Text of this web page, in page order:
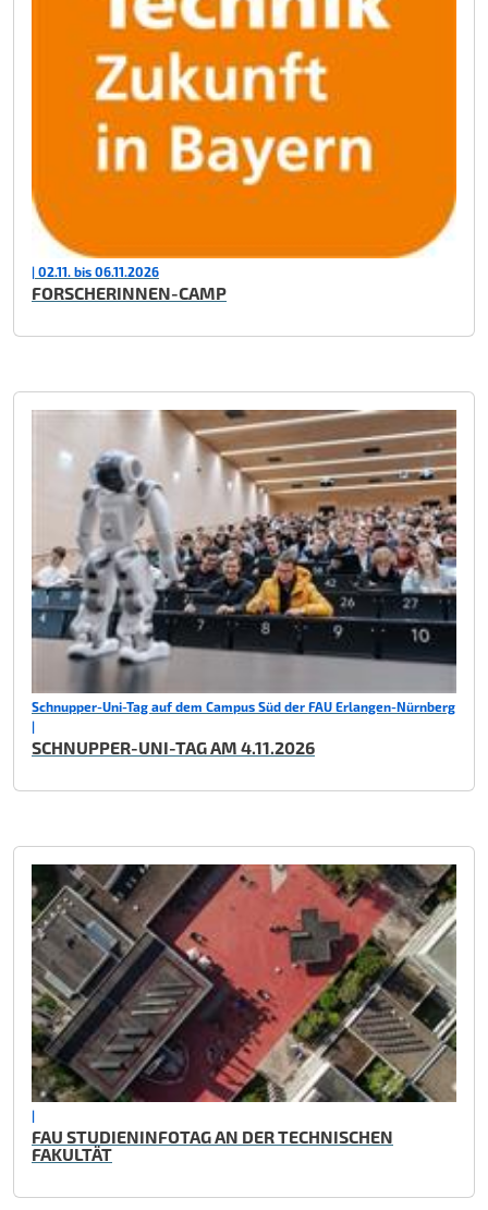
| 02.11. bis 06.11.2026
FORSCHERINNEN-CAMP
Schnupper-Uni-Tag auf dem Campus Süd der FAU Erlangen-Nürnberg
|
SCHNUPPER-UNI-TAG AM 4.11.2026
|
FAU STUDIENINFOTAG AN DER TECHNISCHEN
FAKULTÄT